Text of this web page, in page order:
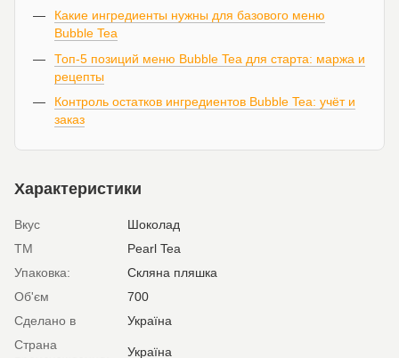
Какие ингредиенты нужны для базового меню
Bubble Tea
Топ-5 позиций меню Bubble Tea для старта: маржа и
рецепты
Контроль остатков ингредиентов Bubble Tea: учёт и
заказ
Характеристики
Вкус
Шоколад
ТМ
Pearl Tea
Упаковка:
Скляна пляшка
Об'єм
700
Сделано в
Україна
Страна
Україна